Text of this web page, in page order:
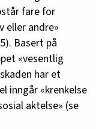
fare for
eller andre»
Basert på
«vesentlig
har et
inngår «krenkelse
aktelse» (se